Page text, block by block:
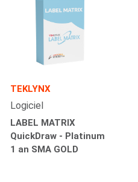
TEKLYNX
Logiciel
LABEL MATRIX
QuickDraw - Platinum
1 an SMA GOLD